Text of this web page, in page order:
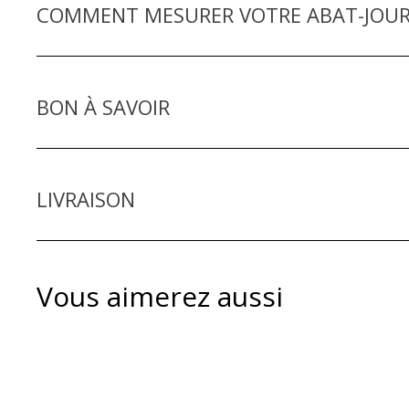
COMMENT MESURER VOTRE ABAT-
BON À SAVOIR
LIVRAISON
Vous aimerez aussi